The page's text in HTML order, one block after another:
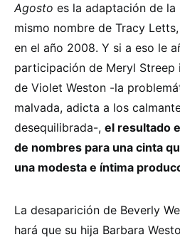
Agosto es la adaptación de
mismo nombre de Tracy
en el año 2008. Y si a eso le
participación de Meryl Streep
de Violet Weston -la
malvada, adicta a los
desequilibrada-, el resultado
de nombres para una cinta
una modesta e íntima
La desaparición de Beverly
hará que su hija Barbara